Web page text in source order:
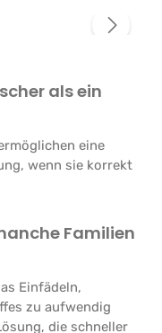
als ein
eine
wenn sie korrekt
Familien
Einfädeln,
zu aufwendig
die schneller